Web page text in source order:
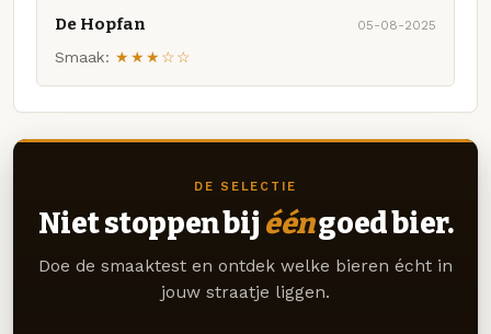
De Hopfan 05-08-2025
Smaak: ★★★☆☆
DE SELECTIE
Niet stoppen bij ééngoed bier.
Doe de smaaktest en ontdek welke bieren écht in
jouw straatje liggen.